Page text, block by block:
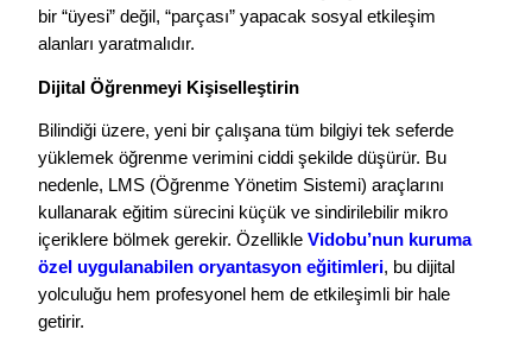
bir “üyesi” değil, “parçası” yapacak sosyal etkileşim
alanları yaratmalıdır.
Dijital Öğrenmeyi Kişiselleştirin
Bilindiği üzere, yeni bir çalışana tüm bilgiyi tek seferde
yüklemek öğrenme verimini ciddi şekilde düşürür. Bu
nedenle, LMS (Öğrenme Yönetim Sistemi) araçlarını
kullanarak eğitim sürecini küçük ve sindirilebilir mikro
içeriklere bölmek gerekir. Özellikle Vidobu’nun kuruma
özel uygulanabilen oryantasyon eğitimleri, bu dijital
yolculuğu hem profesyonel hem de etkileşimli bir hale
getirir.